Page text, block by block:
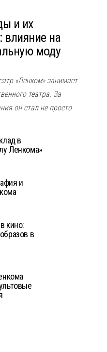
и их
на
моду
«Ленком» занимает
театра. За
он стал не просто
в
Ленкома»
и
кино:
в